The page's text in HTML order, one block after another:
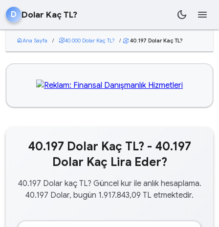
D Dolar Kaç TL? dark_mode menu
homeAna Sayfa / currency_exchange40.000 Dolar Kaç TL? / currency_exchange 40.197 Dolar Kaç TL?
40.197 Dolar Kaç TL? - 40.197
Dolar Kaç Lira Eder?
40.197 Dolar kaç TL? Güncel kur ile anlık hesaplama.
40.197 Dolar, bugün 1.917.843,09 TL etmektedir.